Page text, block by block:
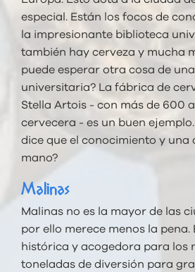
especial. Están los focos de
la impresionante biblioteca
también hay cerveza y mucha
puede esperar otra cosa de
universitaria? La fábrica de
Stella Artois - con más de 600
cervecera - es un buen ejemplo.
dice que el conocimiento y una
mano?
Malinas
Malinas no es la mayor de las
por ello merece menos la pena.
histórica y acogedora para los
toneladas de diversión para